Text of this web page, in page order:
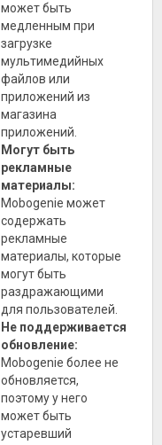
может быть
медленным при
загрузке
мультимедийных
файлов или
приложений из
магазина
приложений.
Могут быть
рекламные
материалы:
Mobogenie может
содержать
рекламные
материалы, которые
могут быть
раздражающими
для пользователей.
Не поддерживается
обновление:
Mobogenie более не
обновляется,
поэтому у него
может быть
устаревший